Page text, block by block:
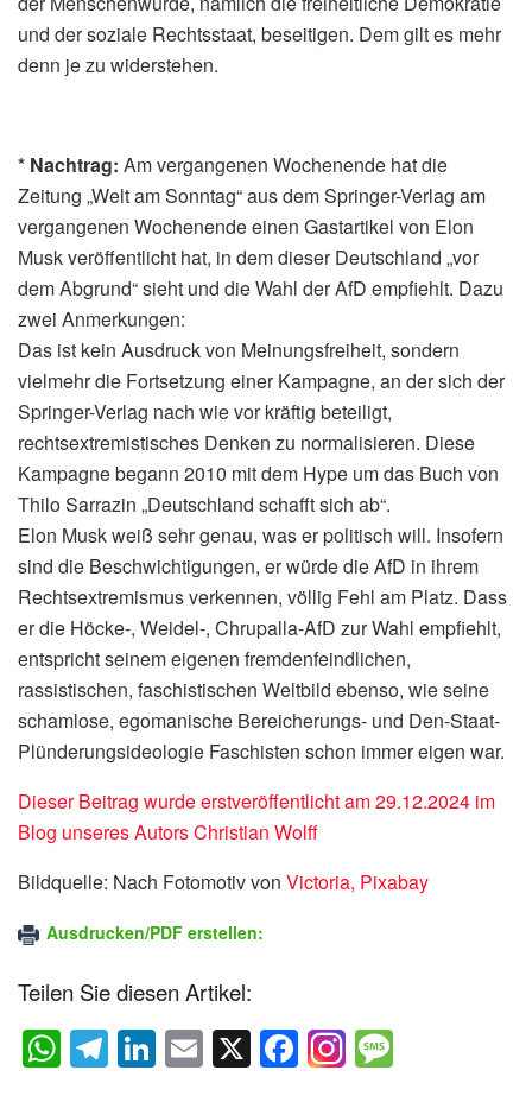
und der soziale Rechtsstaat, beseitigen. Dem gilt es mehr
denn je zu widerstehen.
* Nachtrag: Am vergangenen Wochenende hat die
Zeitung „Welt am Sonntag“ aus dem Springer-Verlag am
vergangenen Wochenende einen Gastartikel von Elon
Musk veröffentlicht hat, in dem dieser Deutschland „vor
dem Abgrund“ sieht und die Wahl der AfD empfiehlt. Dazu
zwei Anmerkungen:
Das ist kein Ausdruck von Meinungsfreiheit, sondern
vielmehr die Fortsetzung einer Kampagne, an der sich der
Springer-Verlag nach wie vor kräftig beteiligt,
rechtsextremistisches Denken zu normalisieren. Diese
Kampagne begann 2010 mit dem Hype um das Buch von
Thilo Sarrazin „Deutschland schafft sich ab“.
Elon Musk weiß sehr genau, was er politisch will. Insofern
sind die Beschwichtigungen, er würde die AfD in ihrem
Rechtsextremismus verkennen, völlig Fehl am Platz. Dass
er die Höcke-, Weidel-, Chrupalla-AfD zur Wahl empfiehlt,
entspricht seinem eigenen fremdenfeindlichen,
rassistischen, faschistischen Weltbild ebenso, wie seine
schamlose, egomanische Bereicherungs- und Den-Staat-
Plünderungsideologie Faschisten schon immer eigen war.
Dieser Beitrag wurde erstveröffentlicht am 29.12.2024 im
Blog unseres Autors Christian Wolff
Bildquelle: Nach Fotomotiv von Victoria, Pixabay
Ausdrucken/PDF erstellen:
Teilen Sie diesen Artikel:
W
h
T
el
Li
n
E
m
X F
a